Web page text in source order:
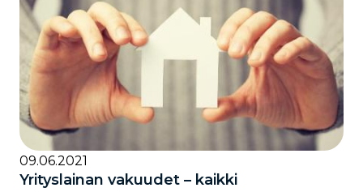
09.06.2021
Yrityslainan vakuudet – kaikki